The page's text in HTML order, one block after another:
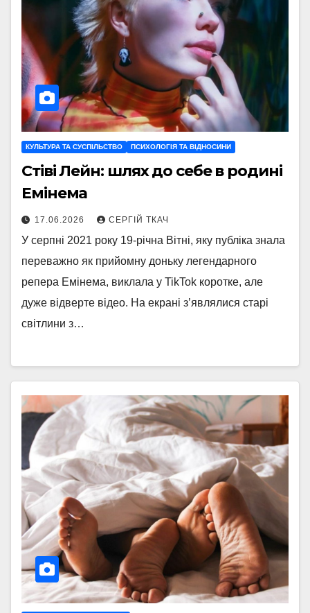
КУЛЬТУРА ТА СУСПІЛЬСТВО ПСИХОЛОГІЯ ТА ВІДНОСИНИ
Стіві Лейн: шлях до себе в родині
Емінема
17.06.2026 СЕРГІЙ ТКАЧ
У серпні 2021 року 19-річна Вітні, яку публіка знала
переважно як прийомну доньку легендарного
репера Емінема, виклала у TikTok коротке, але
дуже відверте відео. На екрані з’являлися старі
світлини з…